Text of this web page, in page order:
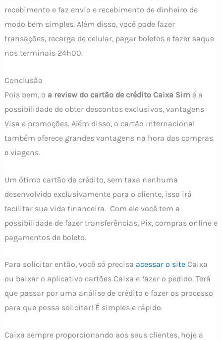
recebimento e faz envio e recebimento de dinheiro de
modo bem simples. Além disso, você pode fazer
transações, recarga de celular, pagar boletos e fazer saque
nos terminais 24h00.
Conclusão
Pois bem, o a review do cartão de crédito Caixa Simé a
possibilidade de obter descontos exclusivos, vantagens
Visa e promoções. Além disso, o cartão internacional
também oferece grandes vantagens na hora das compras
e viagens.
Um ótimo cartão de crédito, sem taxa nenhuma
desenvolvido exclusivamente para o cliente, isso irá
facilitar sua vida financeira. Com ele você tem a
possibilidade de fazer transferências, Pix, compras online e
pagamentos de boleto.
Para solicitar então, você só precisa acessar o site Caixa
ou baixar o aplicativo cartões Caixa e fazer o pedido. Terá
que passar por uma análise de crédito e fazer os processo
para que possa solicitar! É simples e rápido.
Caixa sempre proporcionando aos seus clientes, hoje a